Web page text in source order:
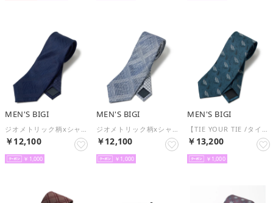
MEN'S BIGI
ジオメトリック柄xシャドー千鳥柄シルクネクタイ （ネイビー）
￥12,100
￥1,000
MEN'S BIGI
ジオメトリック柄xシャドー千鳥柄シルクネクタイ （ブルー）
￥12,100
￥1,000
MEN'S BIGI
【TIE YOUR TIE /タイユアタイ】フローラル柄ネクタイ （ターコイズ）
￥13,200
￥1,000